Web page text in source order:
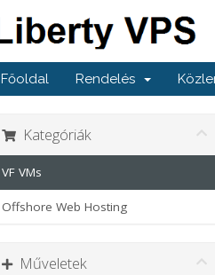
Főoldal Rendelés
Kategóriák
VF VMs
Offshore Web Hosting
Műveletek